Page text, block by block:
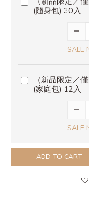
(隨身包) 30入
SALE
（新品限定／
(家庭包) 12入
SALE
ADD TO CART